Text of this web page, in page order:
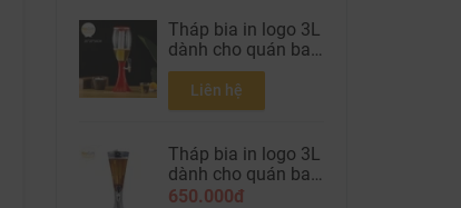
Tháp bia in logo 3L
dành cho quán bar
nhà hàng bia màu
Liên hệ
Tháp bia in logo 3L
dành cho quán bar
nhà hàng bia màu
650.000đ